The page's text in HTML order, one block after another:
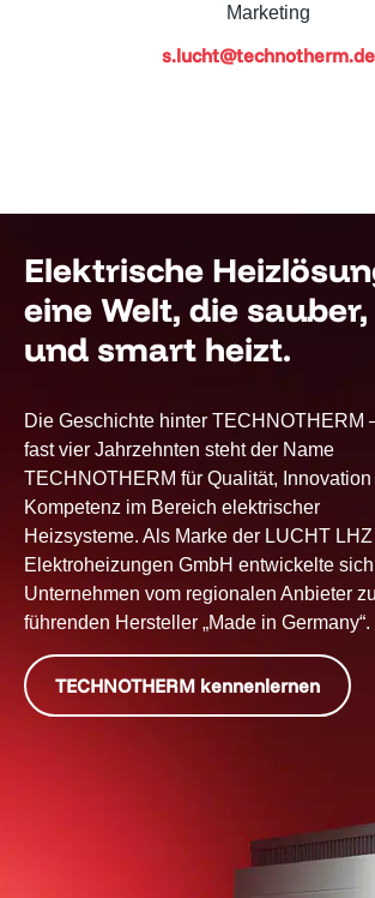
Marketing
s.lucht@technotherm.de
Elektrische
eine Welt, die
und smart heizt.
Die Geschichte hinter TECHNOTHERM
fast vier Jahrzehnten steht der Name
TECHNOTHERM für Qualität, Innovation
Kompetenz im Bereich elektrischer
Heizsysteme. Als Marke der LUCHT LHZ
Elektroheizungen GmbH entwickelte
Unternehmen vom regionalen Anbieter
führenden Hersteller „Made in Germany“.
TECHNOTHERM kennenlernen